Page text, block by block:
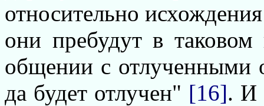
относительно
они пребудут в
общении с отлученными
да будет отлучен" [16]. И